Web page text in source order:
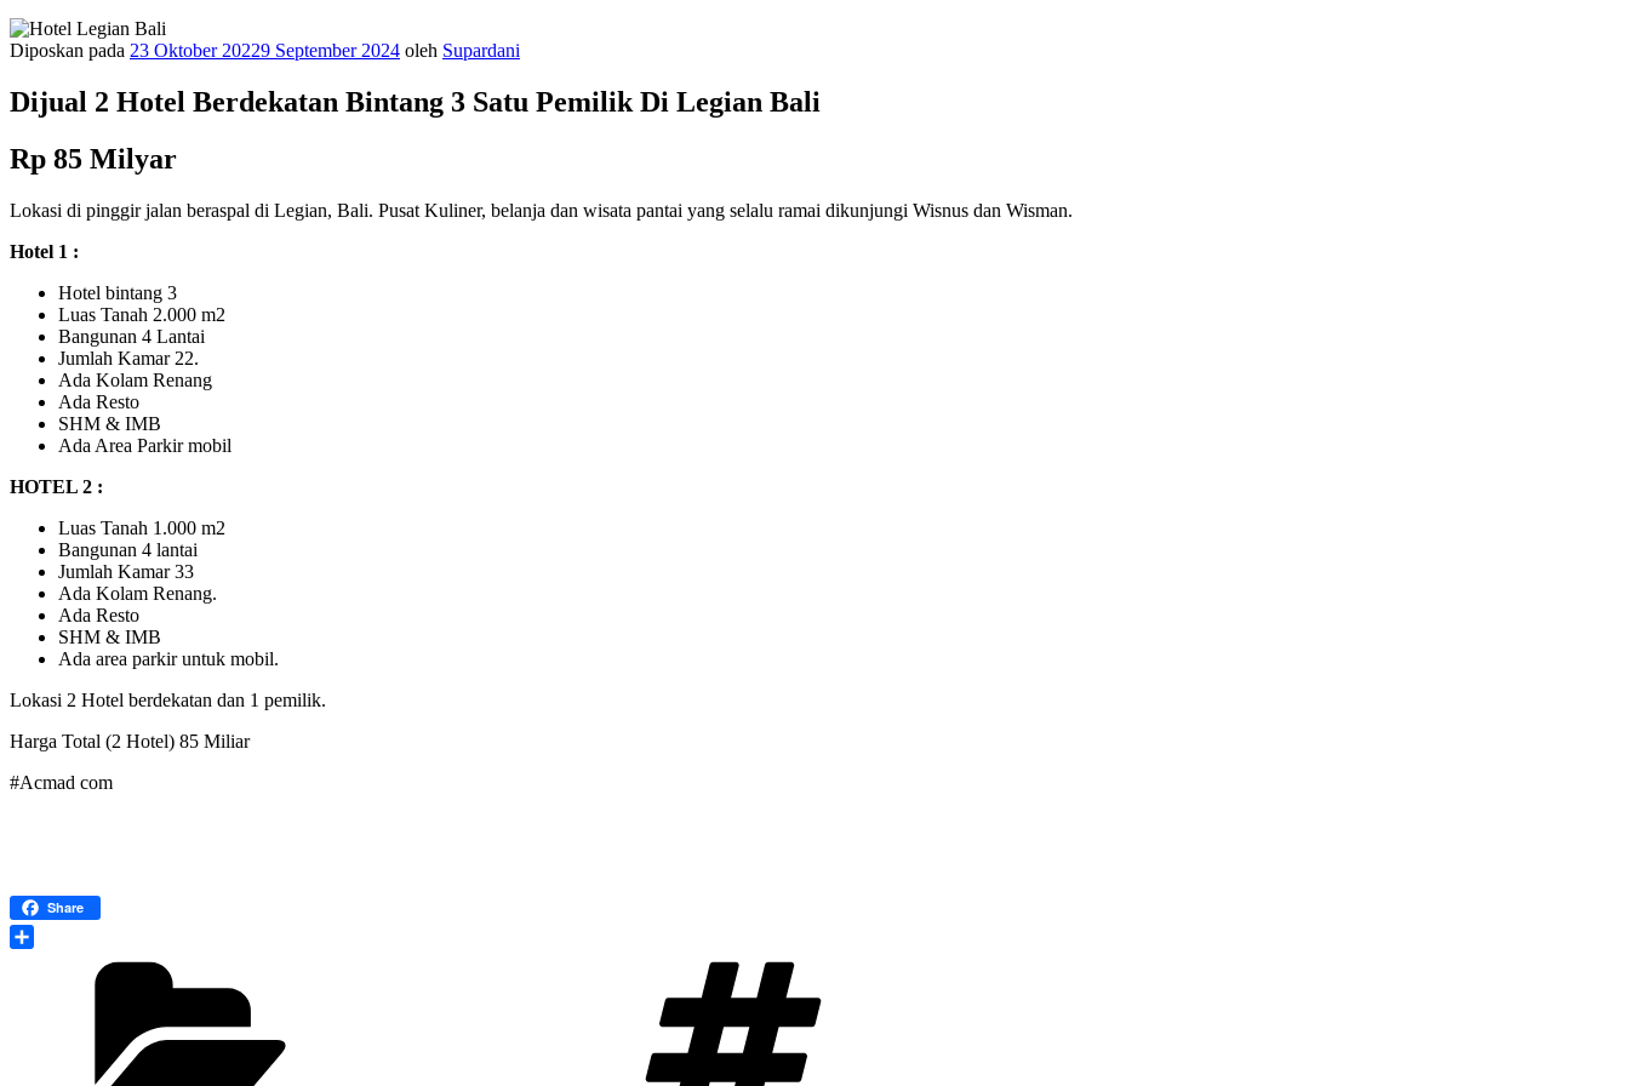
Diposkan pada 23 Oktober 20229 September 2024 oleh Supardani
Dijual 2 Hotel Berdekatan Bintang 3 Satu Pemilik Di Legian Bali
Rp 85 Milyar
Lokasi di pinggir jalan beraspal di Legian, Bali. Pusat Kuliner, belanja dan wisata pantai yang selalu ramai dikunjungi Wisnus dan Wisman.
Hotel 1 :
Hotel bintang 3
Luas Tanah 2.000 m2
Bangunan 4 Lantai
Jumlah Kamar 22.
Ada Kolam Renang
Ada Resto
SHM & IMB
Ada Area Parkir mobil
HOTEL 2 :
Luas Tanah 1.000 m2
Bangunan 4 lantai
Jumlah Kamar 33
Ada Kolam Renang.
Ada Resto
SHM & IMB
Ada area parkir untuk mobil.
Lokasi 2 Hotel berdekatan dan 1 pemilik.
Harga Total (2 Hotel) 85 Miliar
#Acmad com
Share